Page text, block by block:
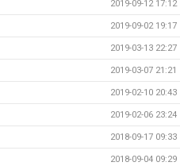
2019-09-12 17:12
2019-09-02 19:17
2019-03-13 22:27
2019-03-07 21:21
2019-02-10 20:43
2019-02-06 23:24
2018-09-17 09:33
2018-09-04 09:29